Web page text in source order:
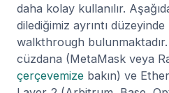
daha kolay kullanılır.
dilediğimiz ayrıntı
walkthrough
cüzdana (MetaMask veya
çerçevemize bakın) ve